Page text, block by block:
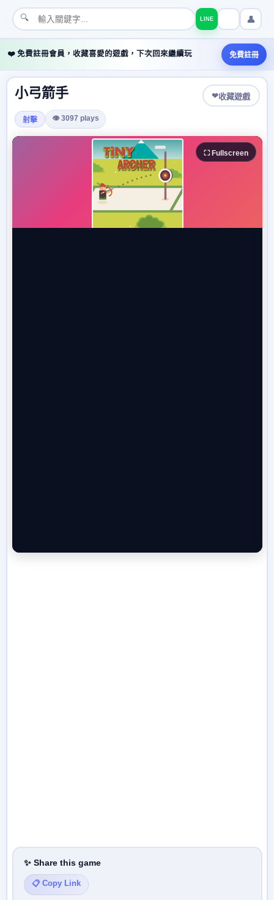
🔍 LINE 👤
❤️ 免費註冊會員，收藏喜愛的遊戲，下次回來繼續玩 免費註冊
小弓箭手 ❤收藏遊戲
射擊 👁 3097 plays
⛶ Fullscreen
✨ Share this game
📋 Copy Link